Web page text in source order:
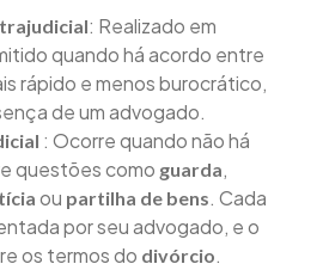
: Realizado em
quando há acordo entre
rápido e menos burocrático,
de um advogado.
: Ocorre quando não há
questões como guarda,
ou partilha de bens. Cada
por seu advogado, e o
os termos do divórcio.